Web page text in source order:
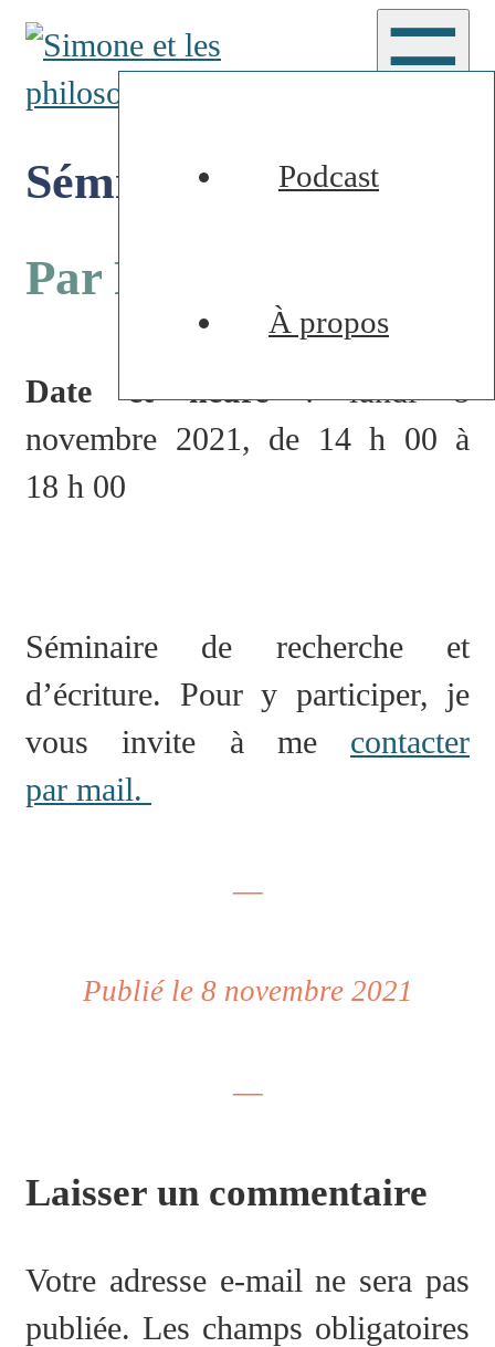
☰
Podcast
À propos
Séminaire
Par Peggy Avez
Date et heure: lundi 8
novembre 2021, de 14 h 00 à
18 h 00
Séminaire de recherche et
d’écriture. Pour y participer, je
vous invite à me contacter
par mail.
—
Publié le 8 novembre 2021
—
Laisser un commentaire
Votre adresse e-mail ne sera pas
publiée. Les champs obligatoires